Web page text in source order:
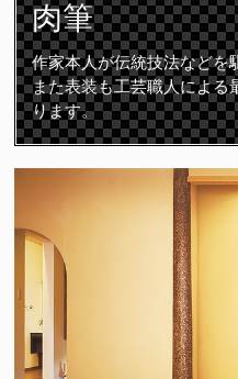
肉筆
作家本人が伝統技法などを
また表装も工芸職人による
ります。